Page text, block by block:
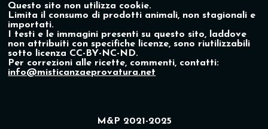
Questo sito non utilizza cookie.
Limita il consumo di prodotti animali, non stagionali e
importati.
I testi e le immagini presenti su questo sito, laddove
non attribuiti con specifiche licenze, sono riutilizzabili
sotto licenza CC-BY-NC-ND.
Per correzioni alle ricette, commenti, contatti:
info@misticanzaeprovatura.net
M&P 2021-2025